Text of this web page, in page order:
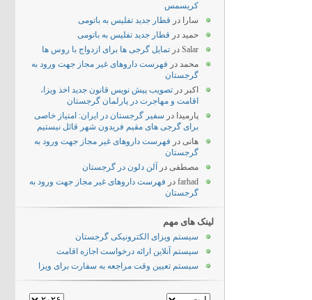
کریسمس
سارا
در قطار جدید تفلیس به باتومی
حمید در قطار جدید تفلیس به باتومی
Salar در تمایل گرجی ها برای ازدواج با روس ها
محمد در فهرست داروهای غیر مجاز جهت ورود به
گرجستان
اکبر در تصویب پیش نویس قانون جدید اخذ ویزا،
اقامت و مهاجرت در پارلمان گرجستان
پارمیدا در سفیر گرجستان در ایران: امتیاز خاصی
برای گرجی های مقیم فریدون شهر قائل نیستیم
هانی در فهرست داروهای غیر مجاز جهت ورود به
گرجستان
مصطفی در
آلن دلون در گرجستان
farhad در فهرست داروهای غیر مجاز جهت ورود به
گرجستان
لینک های مهم
سیستم ویزای الکترونیکی گرجستان
سیستم آنلاین ارائه درخواست اجازه اقامت
سیستم تعیین وقت مراجعه به سفارت برای ویزا